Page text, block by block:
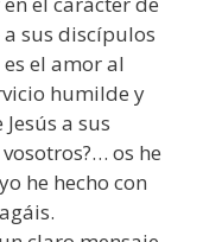
sus discípulos
el amor al
humilde y
a sus
os he
he hecho con